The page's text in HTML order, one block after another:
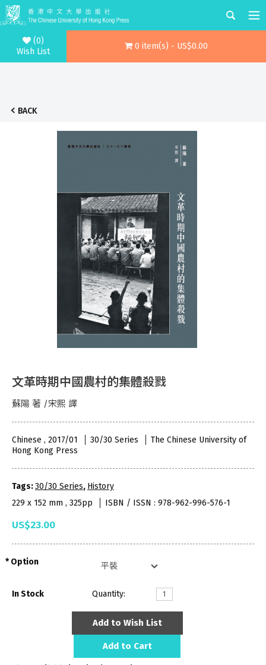
(0)
Wish List
0 item(s) - US$0.00
BACK
文革時期中國農村的集體殺戮
蘇陽 著 /宋熙 譯
Chinese , 2017/01 30/30 Series
The Chinese University of
Hong Kong Press
Tags:30/30 Series, History
229 x 152 mm , 325pp
ISBN / ISSN : 978-962-996-576-1
US$23.00
Option
In Stock Quantity:
Add to Wish List
Add to Cart